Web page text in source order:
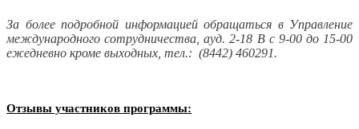
За более подробной информацией обращаться в Управление
международного сотрудничества, ауд. 2-18 В с 9-00 до 15-00
ежедневно кроме выходных, тел.: (8442) 460291.
Отзывы участников программы: